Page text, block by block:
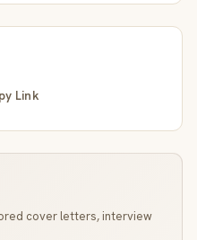
Link
cover letters, interview